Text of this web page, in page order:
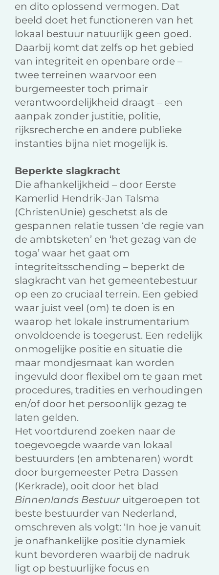
en dito oplossend vermogen. Dat
beeld doet het functioneren van het
lokaal bestuur natuurlijk geen goed.
Daarbij komt dat zelfs op het gebied
van integriteit en openbare orde –
twee terreinen waarvoor een
burgemeester toch primair
verantwoordelijkheid draagt – een
aanpak zonder justitie, politie,
rijksrecherche en andere publieke
instanties bijna niet mogelijk is.
Beperkte slagkracht
Die afhankelijkheid – door Eerste
Kamerlid Hendrik-Jan Talsma
(ChristenUnie) geschetst als de
gespannen relatie tussen ‘de regie van
de ambtsketen’ en ‘het gezag van de
toga’ waar het gaat om
integriteitsschending – beperkt de
slagkracht van het gemeentebestuur
op een zo cruciaal terrein. Een gebied
waar juist veel (om) te doen is en
waarop het lokale instrumentarium
onvoldoende is toegerust. Een redelijk
onmogelijke positie en situatie die
maar mondjesmaat kan worden
ingevuld door flexibel om te gaan met
procedures, tradities en verhoudingen
en/of door het persoonlijk gezag te
laten gelden.
Het voortdurend zoeken naar de
toegevoegde waarde van lokaal
bestuurders (en ambtenaren) wordt
door burgemeester Petra Dassen
(Kerkrade), ooit door het blad
Binnenlands Bestuuruitgeroepen tot
beste bestuurder van Nederland,
omschreven als volgt: ‘In hoe je vanuit
je onafhankelijke positie dynamiek
kunt bevorderen waarbij de nadruk
ligt op bestuurlijke focus en